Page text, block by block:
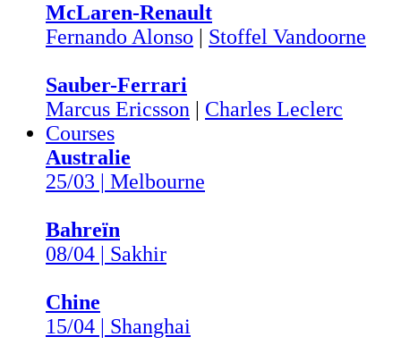
McLaren-Renault
Fernando Alonso | Stoffel Vandoorne
Sauber-Ferrari
Marcus Ericsson | Charles Leclerc
Courses
Australie
25/03 | Melbourne
Bahreïn
08/04 | Sakhir
Chine
15/04 | Shanghai